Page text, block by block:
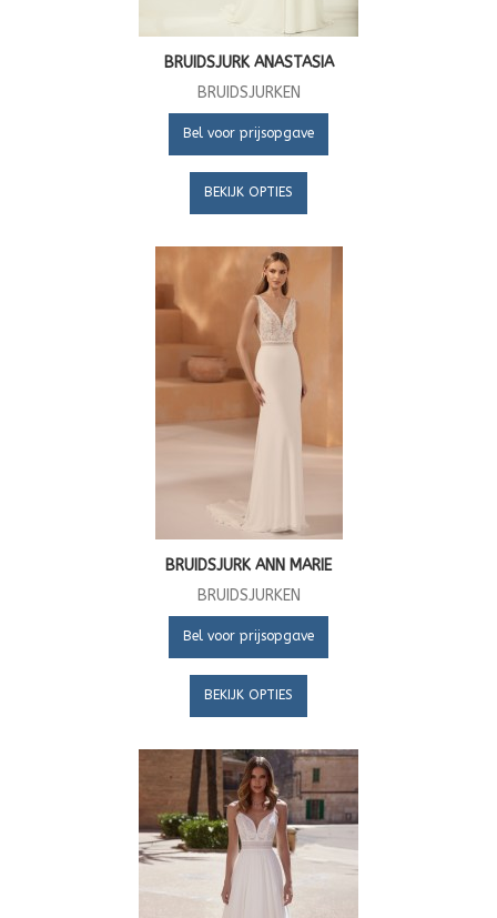
BRUIDSJURK ANASTASIA
BRUIDSJURKEN
Bel voor prijsopgave
BEKIJK OPTIES
BRUIDSJURK ANN MARIE
BRUIDSJURKEN
Bel voor prijsopgave
BEKIJK OPTIES